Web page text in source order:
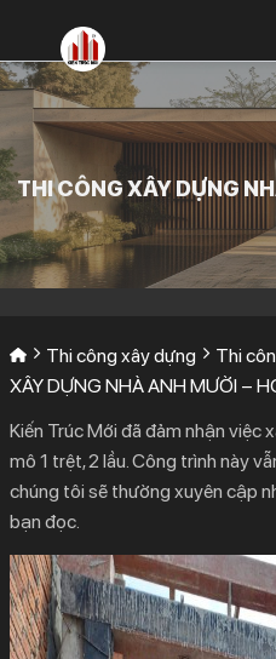
nội
dung
THI CÔNG XÂY DỰNG
Thi công xây dựng Thi
XÂY DỰNG NHÀ ANH MƯỜI –
Kiến Trúc Mới đã đảm nhận việc
mô 1 trệt, 2 lầu. Công trình này
chúng tôi sẽ thường xuyên cập
bạn đọc.